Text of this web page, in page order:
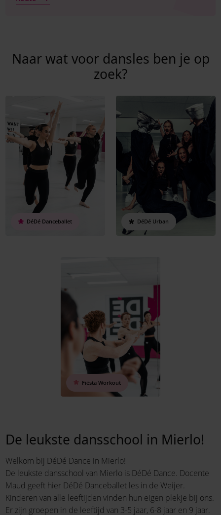
Naar wat voor dansles ben je op
zoek?
DéDé Danceballet DéDé Urban
Fiësta Workout
De leukste dansschool in Mierlo!
Welkom bij DéDé Dance in Mierlo!
De leukste dansschool van Mierlo is DéDé Dance. Docente
Maud geeft hier DéDé Danceballet les in de Weijer.
Kinderen van alle leeftijden vinden hun eigen plekje bij ons.
Er zijn groepen in de leeftijd van 3-5 jaar, 6-8 jaar en 9 jaar.